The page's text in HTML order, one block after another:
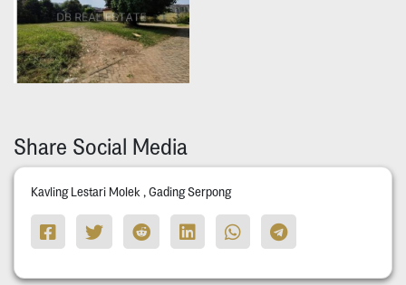
Share Social Media
Kavling Lestari Molek , Gading Serpong